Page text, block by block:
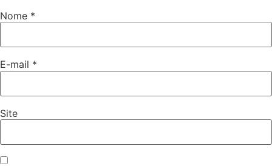
Nome *
E-mail *
Site